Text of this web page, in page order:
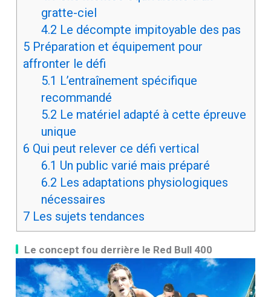
gratte-ciel
4.2 Le décompte impitoyable des pas
5Préparation et équipement pour
affronter le défi
5.1 L’entraînement spécifique
recommandé
5.2 Le matériel adapté à cette épreuve
unique
6 Qui peut relever ce défi vertical
6.1 Un public varié mais préparé
6.2 Les adaptations physiologiques
nécessaires
7Les sujets tendances
Le concept fou derrière le Red Bull 400